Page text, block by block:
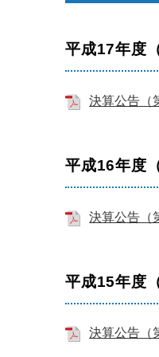
平成17年度
決算公告（
平成16年度
決算公告（
平成15年度
決算公告（